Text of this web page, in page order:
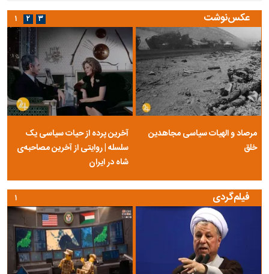
عکس‌نوشت
مرصاد و الهیات سیاسی مجاهدین
خلق
آخرین پرده از حیات سیاسی یک
سلسله | روایتی از آخرین مصاحبه‌ی
شاه در ایران
۱ ۲ ۳
فیلم‌گردی ۱